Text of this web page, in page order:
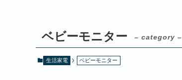
ベビーモニター – category –
生活家電 ベビーモニター